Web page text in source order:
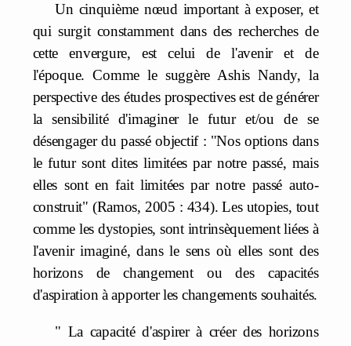
Un cinquième nœud important à exposer, et
qui surgit constamment dans des recherches de
cette envergure, est celui de l'avenir et de
l'époque. Comme le suggère Ashis Nandy, la
perspective des études prospectives est de générer
la sensibilité d'imaginer le futur et/ou de se
désengager du passé objectif : "Nos options dans
le futur sont dites limitées par notre passé, mais
elles sont en fait limitées par notre passé auto-
construit" (Ramos, 2005 : 434). Les utopies, tout
comme les dystopies, sont intrinsèquement liées à
l'avenir imaginé, dans le sens où elles sont des
horizons de changement ou des capacités
d'aspiration à apporter les changements souhaités.
" La capacité d'aspirer à créer des horizons